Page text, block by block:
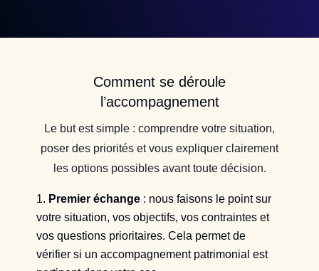
Comment se déroule
l’accompagnement
Le but est simple : comprendre votre situation,
poser des priorités et vous expliquer clairement
les options possibles avant toute décision.
Premier échange : nous faisons le point sur
votre situation, vos objectifs, vos contraintes et
vos questions prioritaires. Cela permet de
vérifier si un accompagnement patrimonial est